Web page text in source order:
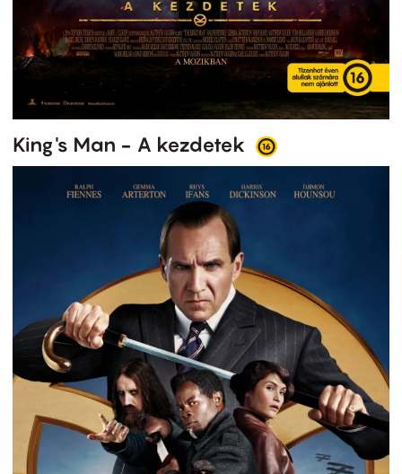
King's Man - A kezdetek